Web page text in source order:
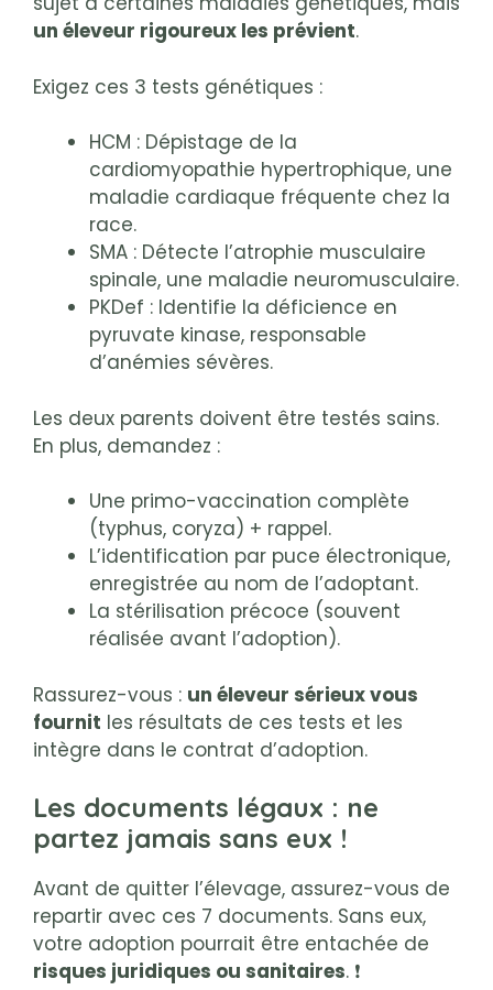
un éleveur rigoureux les prévient.
Exigez ces 3 tests génétiques :
HCM : Dépistage de la
cardiomyopathie hypertrophique, une
maladie cardiaque fréquente chez la
race.
SMA : Détecte l’atrophie musculaire
spinale, une maladie neuromusculaire.
PKDef : Identifie la déficience en
pyruvate kinase, responsable
d’anémies sévères.
Les deux parents doivent être testés sains.
En plus, demandez :
Une primo-vaccination complète
(typhus, coryza) + rappel.
L’identification par puce électronique,
enregistrée au nom de l’adoptant.
La stérilisation précoce (souvent
réalisée avant l’adoption).
Rassurez-vous : un éleveur sérieux vous
fournit les résultats de ces tests et les
intègre dans le contrat d’adoption.
Les documents légaux : ne
partez jamais sans eux !
Avant de quitter l’élevage, assurez-vous de
repartir avec ces 7 documents. Sans eux,
votre adoption pourrait être entachée de
risques juridiques ou sanitaires. ❗